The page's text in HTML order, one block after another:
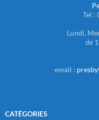
Tel :
Lundi,
de
email :
CATÉGORIES